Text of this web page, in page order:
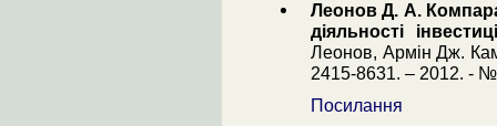
Леонов Д. А.
діяльності
Леонов, Армін Дж.
2415-8631. – 2012. -
Посилання